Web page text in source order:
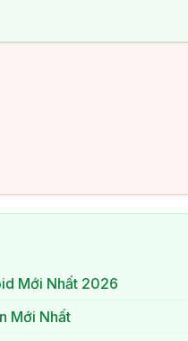
Mới Nhất 2026
Mới Nhất